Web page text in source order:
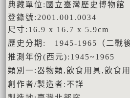
典藏單位:國立臺灣歷史博物館
登錄號:2001.001.0034
尺寸:16.9 x 16.7 x 5.9cm
歷史分期: 1945-1965（二戰後
推測年份(西元):1945~1965
類別一:器物類,飲食用具,飲食
創作者/製造者:不詳